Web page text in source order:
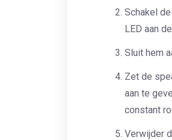
Schakel
LED aan
Sluit hem
Zet de
aan te
constant
Verwijder